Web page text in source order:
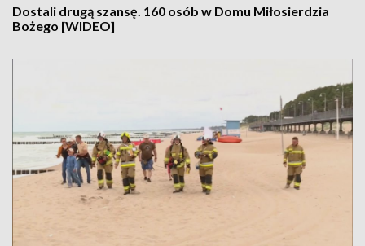
Dostali drugą szansę. 160 osób w Domu Miłosierdzia
Bożego [WIDEO]